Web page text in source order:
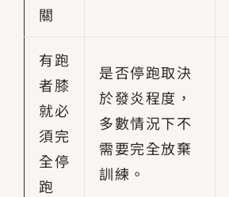
關
有跑
者膝
就必
須完
全停
跑
是否停跑取決
於發炎程度，
多數情況下不
需要完全放棄
訓練。